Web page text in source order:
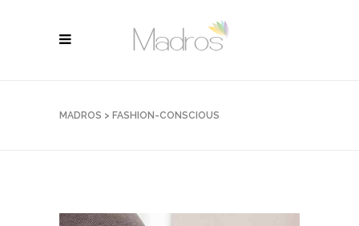
MADROS > FASHION-CONSCIOUS